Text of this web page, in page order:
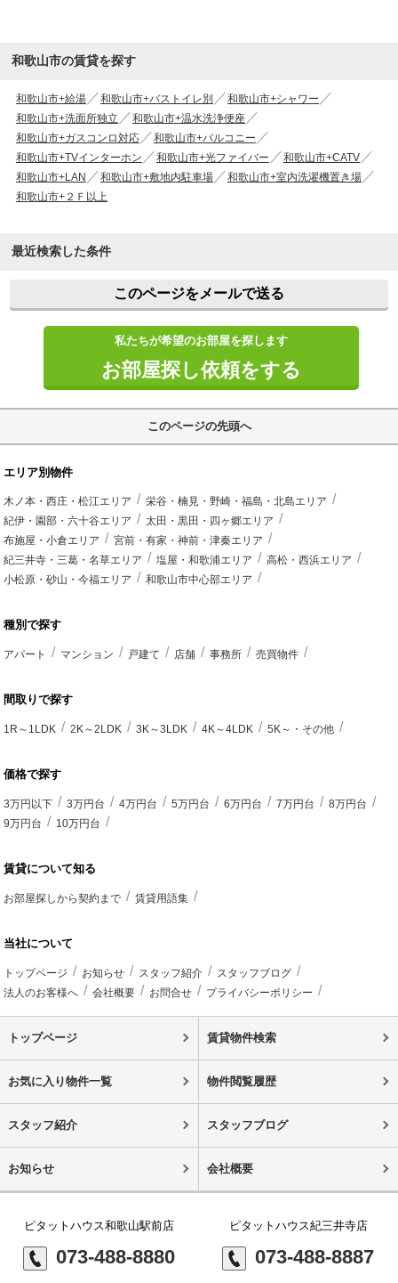
和歌山市の賃貸を探す
和歌山市+給湯 和歌山市+バストイレ別
和歌山市+シャワー
和歌山市+洗面所独立
和歌山市+温水洗浄便座
和歌山市+ガスコンロ対応
和歌山市+バルコニー
和歌山市+TVインターホン
和歌山市+光ファイバー
和歌山市+CATV
和歌山市+LAN
和歌山市+敷地内駐車場
和歌山市+室内洗濯機置き場
和歌山市+２Ｆ以上
最近検索した条件
このページをメールで送る
私たちが希望のお部屋を探します
お部屋探し依頼をする
このページの先頭へ
エリア別物件
木ノ本・西庄・松江エリア
栄谷・楠見・野崎・福島・北島エリア
紀伊・園部・六十谷エリア
太田・黒田・四ヶ郷エリア
布施屋・小倉エリア
宮前・有家・神前・津秦エリア
紀三井寺・三葛・名草エリア
塩屋・和歌浦エリア
高松・西浜エリア
小松原・砂山・今福エリア
和歌山市中心部エリア
種別で探す
アパート マンション 戸建て 店舗 事務所 売買物件
間取りで探す
1R～1LDK 2K～2LDK 3K～3LDK 4K～4LDK 5K～・その他
価格で探す
3万円以下 3万円台 4万円台 5万円台 6万円台 7万円台
8万円台
9万円台
10万円台
賃貸について知る
お部屋探しから契約まで 賃貸用語集
当社について
トップページ お知らせ スタッフ紹介
スタッフブログ
法人のお客様へ
会社概要 お問合せ プライバシーポリシー
トップページ 賃貸物件検索
お気に入り物件一覧 物件閲覧履歴
スタッフ紹介 スタッフブログ
お知らせ 会社概要
ピタットハウス和歌山駅前店
073-488-8880
ピタットハウス紀三井寺店
073-488-8887